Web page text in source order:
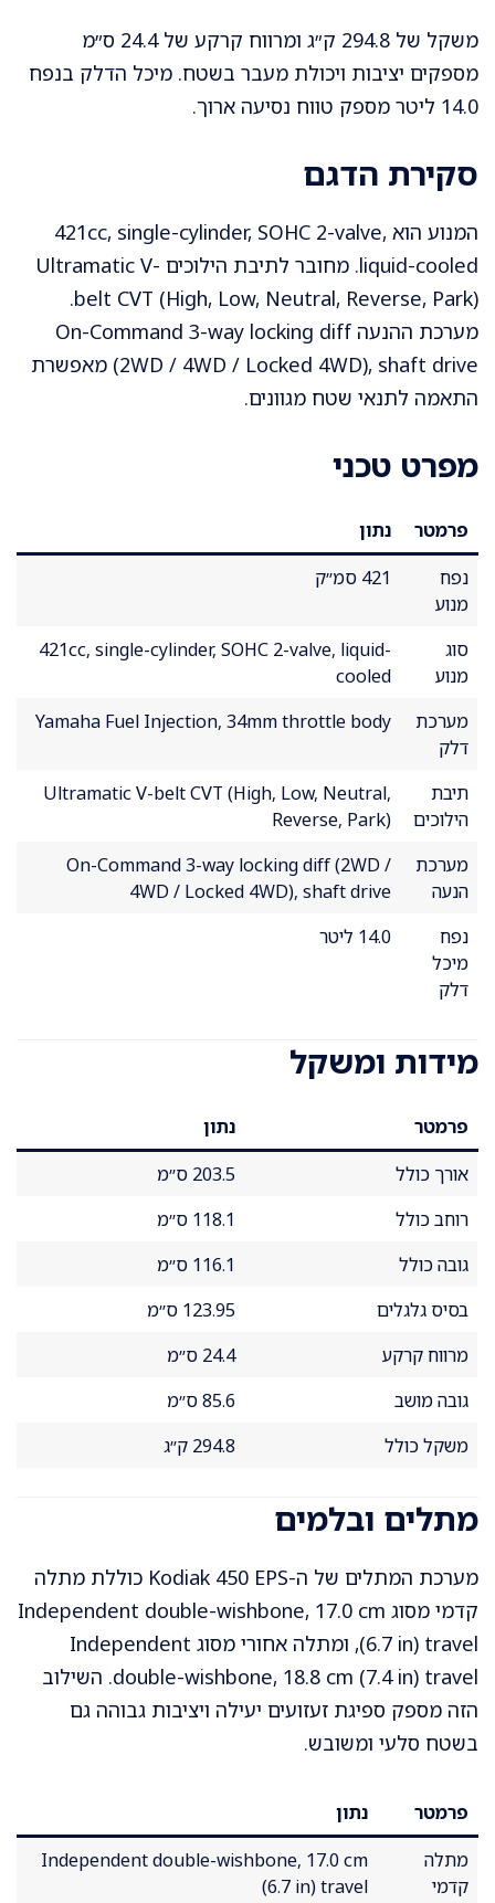
משקל של 294.8 ק״ג ומרווח קרקע של 24.4 ס״מ
מספקים יציבות ויכולת מעבר בשטח. מיכל הדלק בנפח
14.0 ליטר מספק טווח נסיעה ארוך.
סקירת הדגם
המנוע הוא 421cc, single-cylinder, SOHC 2-valve,
liquid-cooled. מחובר לתיבת הילוכים Ultramatic V-
belt CVT (High, Low, Neutral, Reverse, Park).
מערכת ההנעה On-Command 3-way locking diff
(2WD / 4WD / Locked 4WD), shaft drive מאפשרת
התאמה לתנאי שטח מגוונים.
מפרט טכני
פרמטר
נתון
נפח
מנוע
421 סמ״ק
סוג
מנוע
421cc, single-cylinder, SOHC 2-valve, liquid-
cooled
מערכת
דלק
Yamaha Fuel Injection, 34mm throttle body
תיבת
הילוכים
Ultramatic V-belt CVT (High, Low, Neutral,
Reverse, Park)
מערכת
הנעה
On-Command 3-way locking diff (2WD /
4WD / Locked 4WD), shaft drive
נפח
מיכל
דלק
14.0 ליטר
מידות ומשקל
פרמטר
נתון
אורך כולל
203.5 ס״מ
רוחב כולל
118.1 ס״מ
גובה כולל
116.1 ס״מ
בסיס גלגלים
123.95 ס״מ
מרווח קרקע
24.4 ס״מ
גובה מושב
85.6 ס״מ
משקל כולל
294.8 ק״ג
מתלים ובלמים
מערכת המתלים של ה-Kodiak 450 EPS כוללת מתלה
קדמי מסוג Independent double-wishbone, 17.0 cm
(6.7 in) travel, ומתלה אחורי מסוג Independent
double-wishbone, 18.8 cm (7.4 in) travel. השילוב
הזה מספק ספיגת זעזועים יעילה ויציבות גבוהה גם
בשטח סלעי ומשובש.
פרמטר
נתון
מתלה
קדמי
Independent double-wishbone, 17.0 cm
(6.7 in) travel